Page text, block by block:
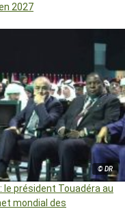
2027
© DR
le président Touadéra au
mondial des